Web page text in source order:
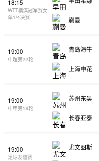
18:15
WTT横滨冠军赛女
单1/4决赛
蒯曼
19:00
中超第22轮
青岛海牛
上海申花
19:00
中甲第18轮
苏州东吴
长春亚泰
19:00
足球友谊赛
尤文图斯